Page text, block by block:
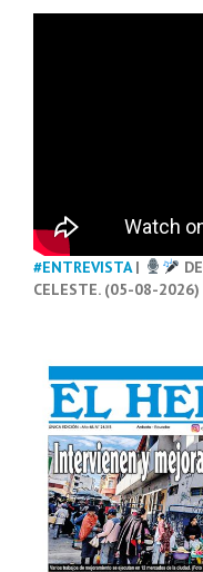
#ENTREVISTA|
CELESTE. (05-08-2026)